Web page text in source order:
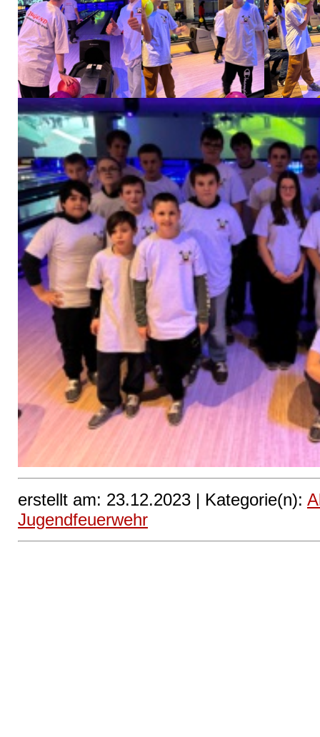
erstellt am: 23.12.2023 | Kategorie(n):
Jugendfeuerwehr